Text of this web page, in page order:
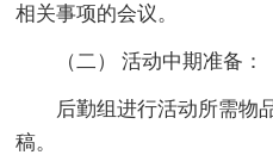
相关事项的会议。
（二） 活动中期准备：
后勤组进行活动所需物
稿。